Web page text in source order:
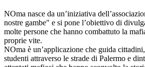
NOma nasce da un’iniziativa
nostre gambe" e si pone l’obiettivo di
molte persone che hanno combattuto la
proprie vite.
NOma è un’applicazione che guida
studenti attraverso le strade di Palermo e